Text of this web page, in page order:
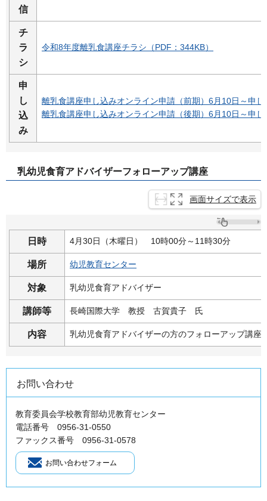
信
チ
ラ
シ
令和8年度離乳食講座チラシ（PDF：344KB）
申
し
込
み
離乳食講座申し込みオンライン申請（前期）6月10日～申し
離乳食講座申し込みオンライン申請（後期）6月10日～申し
乳幼児食育アドバイザーフォローアップ講座
画面サイズで表示
日時 4月30日（木曜日） 10時00分～11時30分
場所 幼児教育センター
対象 乳幼児食育アドバイザー
講師等 長崎国際大学 教授 古賀貴子 氏
内容 乳幼児食育アドバイザーの方のフォローアップ講座
お問い合わせ
教育委員会学校教育部幼児教育センター
電話番号 0956-31-0550
ファックス番号 0956-31-0578